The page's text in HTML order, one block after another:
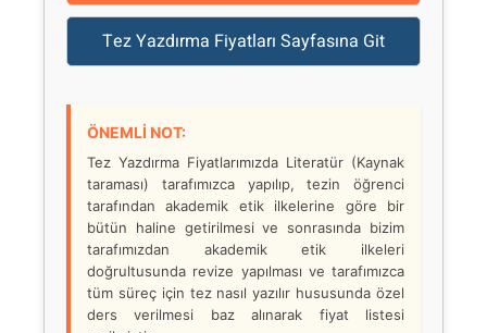
Tez Yazdırma Fiyatları Sayfasına Git
ÖNEMLİ NOT:
Tez Yazdırma Fiyatlarımızda Literatür (Kaynak
taraması) tarafımızca yapılıp, tezin öğrenci
tarafından akademik etik ilkelerine göre bir
bütün haline getirilmesi ve sonrasında bizim
tarafımızdan akademik etik ilkeleri
doğrultusunda revize yapılması ve tarafımızca
tüm süreç için tez nasıl yazılır hususunda özel
ders verilmesi baz alınarak fiyat listesi